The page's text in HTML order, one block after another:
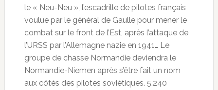
le « Neu-Neu », l’escadrille de pilotes français
voulue par le général de Gaulle pour mener le
combat sur le front de l’Est, après l’attaque de
l’URSS par l’Allemagne nazie en 1941… Le
groupe de chasse Normandie deviendra le
Normandie-Niemen après s’être fait un nom
aux côtés des pilotes soviétiques. 5.240